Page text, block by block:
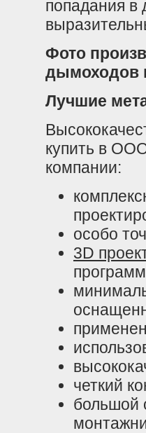
попадания в
Фото
дымоходов
Лучшие
купить в
компании:
особо
3D
четкий
большой